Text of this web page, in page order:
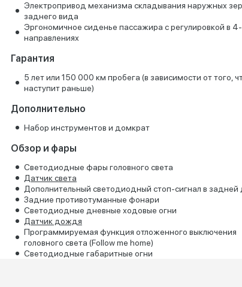
Электропривод механизма складывания наружных
заднего вида
Эргономичное сиденье пассажира с регулировкой в
направлениях
Гарантия
5 лет или 150 000 км пробега (в зависимости от того,
наступит раньше)
Дополнительно
Набор инструментов и домкрат
Обзор и фары
Светодиодные фары головного света
Датчик света
Дополнительный светодиодный стоп-сигнал в задней
Задние противотуманные фонари
Светодиодные дневные ходовые огни
Датчик дождя
Программируемая функция отложенного выключения
головного света (Follow me home)
Светодиодные габаритные огни